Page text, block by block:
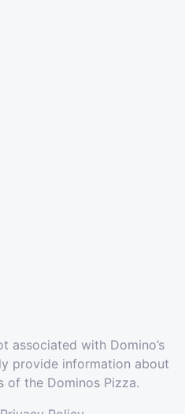
associated with Domino’s
provide information about
of the Dominos Pizza.